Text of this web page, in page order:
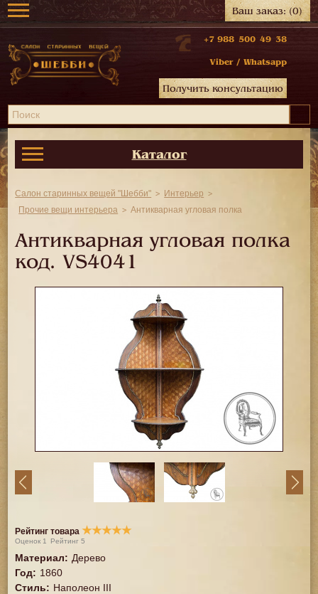
Ваш заказ:(0)
+7 988 500 49 38
Viber / Whatsapp
Получить консультацию
Каталог
Салон старинных вещей "Шебби"
Интерьер
Прочие вещи интерьера
Антикварная угловая полка
Антикварная угловая полка
код.VS4041
Рейтинг товара ★★★★★
Оценок 1 Рейтинг5
Материал: Дерево
Год: 1860
Стиль: Наполеон III